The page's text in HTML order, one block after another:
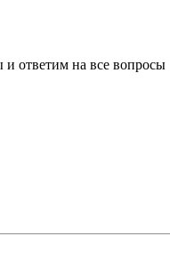
ответим на все вопросы